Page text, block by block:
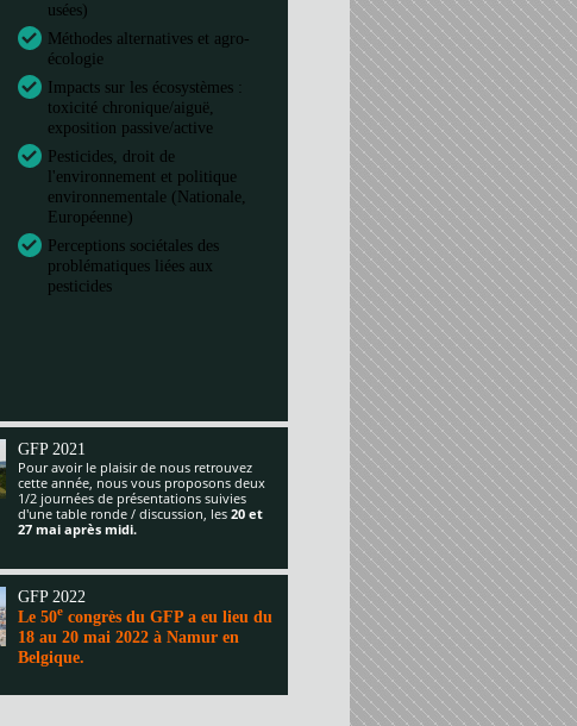
usées)
Méthodes alternatives et agro-
écologie
Impacts sur les écosystèmes :
toxicité chronique/aiguë,
exposition passive/active
Pesticides, droit de
l'environnement et politique
environnementale (Nationale,
Européenne)
Perceptions sociétales des
problématiques liées aux
pesticides
GFP 2021
Pour avoir le plaisir de nous retrouvez
cette année, nous vous proposons deux
1/2 journées de présentations suivies
d'une table ronde / discussion, les 20 et
27 mai après midi.
GFP 2022
Le 50e congrès du GFP a eu lieu du
18 au 20 mai 2022 à Namur en
Belgique.